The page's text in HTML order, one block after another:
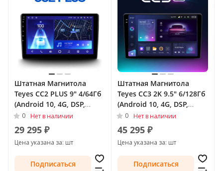
Штатная Магнитола
Teyes CC2 PLUS 9" 4/64Гб
(Android 10, 4G, DSP,
QLed) для SsangYong
Actyon I 2005 - 2011
0 Нет в наличии
29 295 ₽
Цена указана за: шт
Подписаться
Штатная Магнитола
Teyes CC3 2K 9.5" 6/128Гб
(Android 10, 4G, DSP,
QLed) для SsangYong
Actyon I 2005 - 2011
0 Нет в наличии
45 295 ₽
Цена указана за: шт
Подписаться